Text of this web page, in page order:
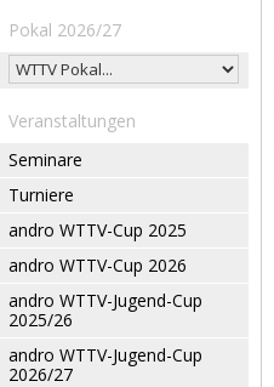
Pokal 2026/27
Veranstaltungen
Seminare
Turniere
andro WTTV-Cup 2025
andro WTTV-Cup 2026
andro WTTV-Jugend-Cup
2025/26
andro WTTV-Jugend-Cup
2026/27